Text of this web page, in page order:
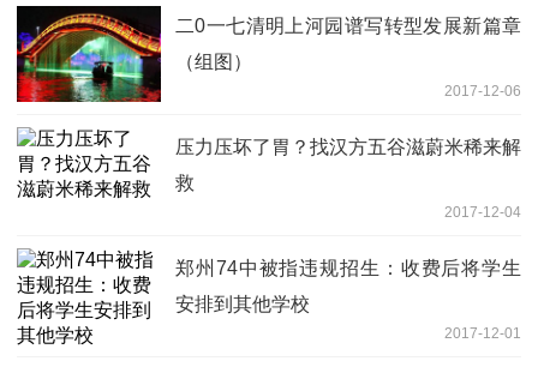
二0一七清明上河园谱写转型发展新篇章
（组图）
2017-12-06
压力压坏了胃？找汉方五谷滋蔚米稀来解
救
2017-12-04
郑州74中被指违规招生：收费后将学生
安排到其他学校
2017-12-01